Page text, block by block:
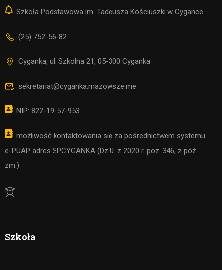
Szkoła Podstawowa im. Tadeusza Kościuszki w Cygance
(25) 752-56-82
Cyganka, ul. Szkolna 21, 05-300 Cyganka
sekretariat@cyganka.mazowsze.me
NIP: 822-19-57-953
możliwość kontaktowania się za pośrednictwem systemu
e-PUAP adres SPCYGANKA (Dz.U. z 2020 r. poz. 346, z póź.
zm.)
Szkoła